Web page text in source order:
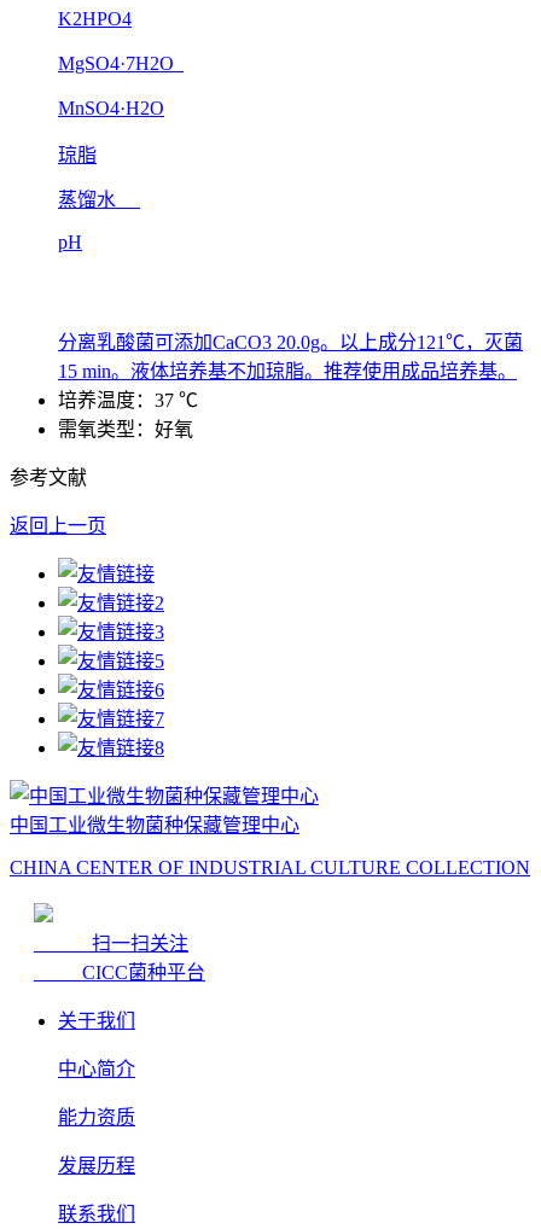
K2HPO4
MgSO4·7H2O
MnSO4·H2O
琼脂
蒸馏水
pH
分离乳酸菌可添加CaCO3 20.0g。以上成分121℃，灭菌
15 min。液体培养基不加琼脂。推荐使用成品培养基。
培养温度：37 ℃
需氧类型：好氧
参考文献
返回上一页
中国工业微生物菌种保藏管理中心
CHINA CENTER OF INDUSTRIAL CULTURE COLLECTION
扫一扫关注
CICC菌种平台
关于我们
中心简介
能力资质
发展历程
联系我们